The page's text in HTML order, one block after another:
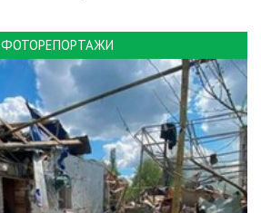
ФОТОРЕПОРТАЖИ